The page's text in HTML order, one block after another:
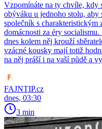
Vzpomínáte na ty chvíle, kdy
obýváku u jednoho stolu,
společník s charakteristickým
domácnosti za éry
dnes kolem něj krouží
vzácné kousky mají totiž
na něj práší i na vaší půdě a
FAJNTIP.cz
dnes, 03:30
3 min